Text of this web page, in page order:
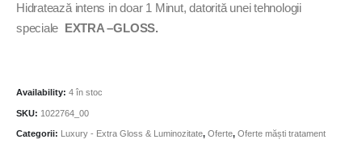
Hidratează intens in doar 1 Minut, datorită unei tehnologii
speciale
EXTRA –GLOSS.
Availability: 4 în stoc
SKU: 1022764_00
Categorii: Luxury - Extra Gloss & Luminozitate, Oferte, Oferte măști tratament